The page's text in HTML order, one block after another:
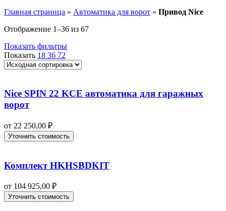
Главная страница » Автоматика для ворот » Привод Nice
Отображение 1–36 из 67
Показать фильтры
Показать 18 36 72
Nice SPIN 22 KCE автоматика для гаражных
ворот
от 22 250,00 ₽
Уточнить стоимость
Комплект HKHSBDKIT
от 104 925,00 ₽
Уточнить стоимость